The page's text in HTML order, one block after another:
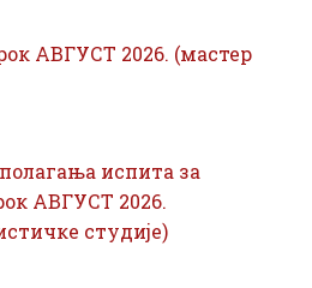
АВГУСТ 2026. (мастер
испита за
АВГУСТ 2026.
студије)